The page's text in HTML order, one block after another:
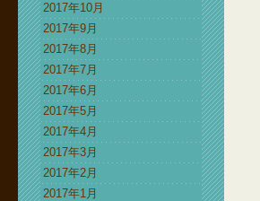
2017年10月
2017年9月
2017年8月
2017年7月
2017年6月
2017年5月
2017年4月
2017年3月
2017年2月
2017年1月